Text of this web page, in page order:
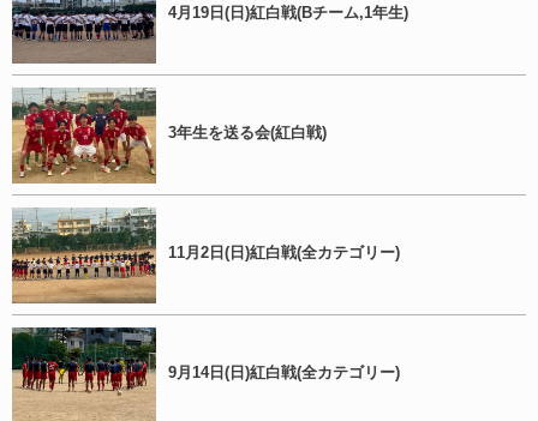
4月19日(日)紅白戦(Bチーム,1年生)
3年生を送る会(紅白戦)
11月2日(日)紅白戦(全カテゴリー)
9月14日(日)紅白戦(全カテゴリー)